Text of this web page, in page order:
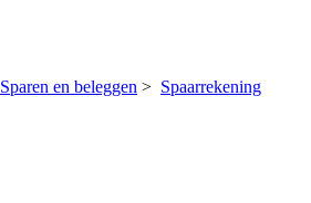
Sparen en beleggen > Spaarrekening